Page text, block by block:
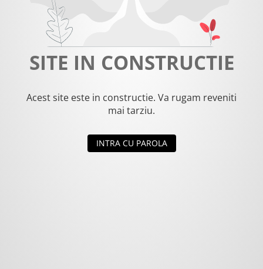
SITE IN CONSTRUCTIE
Acest site este in constructie. Va rugam reveniti
mai tarziu.
INTRA CU PAROLA